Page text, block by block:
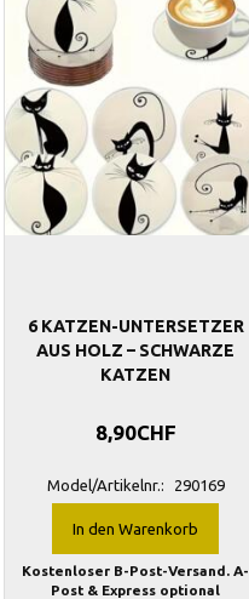
6 KATZEN-UNTERSETZER
AUS HOLZ – SCHWARZE
KATZEN
8,90CHF
Model/Artikelnr.: 290169
In den Warenkorb
Kostenloser B-Post-Versand. A-
Post & Express optional